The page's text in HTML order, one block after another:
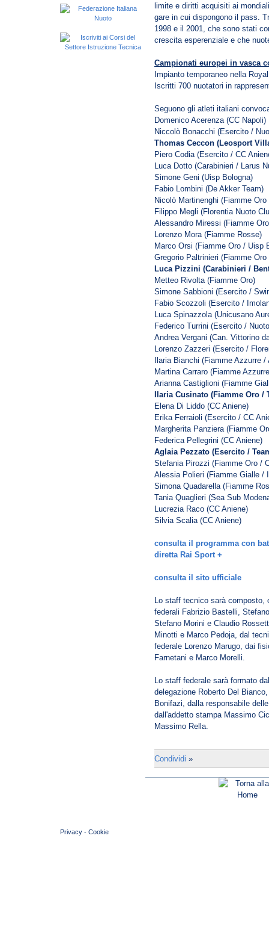
limite e diritti acquisiti ai
gare in cui dispongono il pass.
1998 e il 2001, che sono stati
crescita esperenziale e che
Campionati europei in vasca
Impianto temporaneo nella
Iscritti 700 nuotatori in
Seguono gli atleti italiani
Domenico Acerenza (CC Napoli)
Niccolò Bonacchi (Esercito /
Thomas Ceccon (Leosport
Piero Codia (Esercito / CC
Luca Dotto (Carabinieri / Larus
Simone Geni (Uisp Bologna)
Fabio Lombini (De Akker Team)
Nicolò Martinenghi (Fiamme
Filippo Megli (Florentia Nuoto
Alessandro Miressi (Fiamme
Lorenzo Mora (Fiamme Rosse)
Marco Orsi (Fiamme Oro / Uisp
Gregorio Paltrinieri (Fiamme Oro
Luca Pizzini (Carabinieri /
Metteo Rivolta (Fiamme Oro)
Simone Sabbioni (Esercito /
Fabio Scozzoli (Esercito /
Luca Spinazzola (Unicusano
Federico Turrini (Esercito /
Andrea Vergani (Can. Vittorino
Lorenzo Zazzeri (Esercito /
Ilaria Bianchi (Fiamme Azzurre /
Martina Carraro (Fiamme
Arianna Castiglioni (Fiamme
Ilaria Cusinato (Fiamme Oro /
Elena Di Liddo (CC Aniene)
Erika Ferraioli (Esercito / CC
Margherita Panziera (Fiamme
Federica Pellegrini (CC Aniene)
Aglaia Pezzato (Esercito /
Stefania Pirozzi (Fiamme Oro /
Alessia Polieri (Fiamme Gialle /
Simona Quadarella (Fiamme
Tania Quaglieri (Sea Sub
Lucrezia Raco (CC Aniene)
Silvia Scalia (CC Aniene)
consulta il programma con
diretta Rai Sport +
consulta il sito ufficiale
Lo staff tecnico sarà composto,
federali Fabrizio Bastelli,
Stefano Morini e Claudio
Minotti e Marco Pedoja, dal
federale Lorenzo Marugo, dai
Farnetani e Marco Morelli.
Lo staff federale sarà formato
delegazione Roberto Del
Bonifazi, dalla responsabile
dall'addetto stampa Massimo
Massimo Rella.
Condividi »
Privacy - Cookie